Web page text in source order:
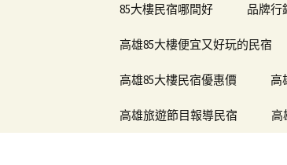
85大樓民宿哪間好 品牌行
高雄85大樓便宜又好玩的民宿
高雄85大樓民宿優惠價 高
高雄旅遊節目報導民宿 高